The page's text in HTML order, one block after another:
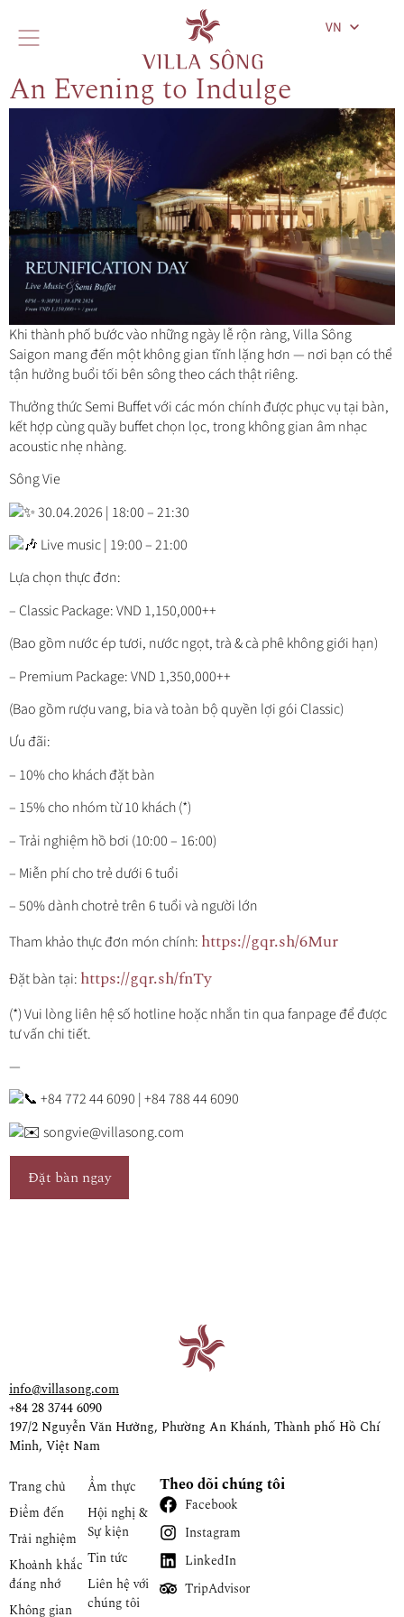
VN
An Evening to Indulge
Khi thành phố bước vào những ngày lễ rộn ràng, Villa Sông
Saigon mang đến một không gian tĩnh lặng hơn — nơi bạn có thể
tận hưởng buổi tối bên sông theo cách thật riêng.
Thưởng thức Semi Buffet với các món chính được phục vụ tại bàn,
kết hợp cùng quầy buffet chọn lọc, trong không gian âm nhạc
acoustic nhẹ nhàng.
Sông Vie
30.04.2026 | 18:00 – 21:30
Live music | 19:00 – 21:00
Lựa chọn thực đơn:
– Classic Package: VND 1,150,000++
(Bao gồm nước ép tươi, nước ngọt, trà & cà phê không giới hạn)
– Premium Package: VND 1,350,000++
(Bao gồm rượu vang, bia và toàn bộ quyền lợi gói Classic)
Ưu đãi:
– 10% cho khách đặt bàn
– 15% cho nhóm từ 10 khách (*)
– Trải nghiệm hồ bơi (10:00 – 16:00)
– Miễn phí cho trẻ dưới 6 tuổi
– 50% dành chotrẻ trên 6 tuổi và người lớn
Tham khảo thực đơn món chính: https://gqr.sh/6Mur
Đặt bàn tại: https://gqr.sh/fnTy
(*) Vui lòng liên hệ số hotline hoặc nhắn tin qua fanpage để được
tư vấn chi tiết.
—
+84 772 44 6090 | +84 788 44 6090
songvie@villasong.com
Đặt bàn ngay
info@villasong.com
+84 28 3744 6090
197/2 Nguyễn Văn Hưởng, Phường An Khánh, Thành phố Hồ Chí
Minh, Việt Nam
Trang chủ
Điểm đến
Trải nghiệm
Khoảnh khắc
đáng nhớ
Không gian
Ẩm thực
Hội nghị &
Sự kiện
Tin tức
Liên hệ với
chúng tôi
Theo dõi chúng tôi
Facebook
Instagram
LinkedIn
TripAdvisor